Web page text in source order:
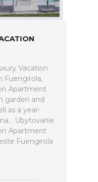
Vacation
Fuengirola,
Apartment
garden and
as a year-
Ubytovanie
Apartment
Fuengirola